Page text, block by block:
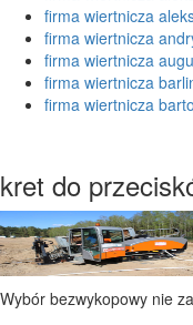
firma wiertnicza
firma wiertnicza
firma wiertnicza
firma wiertnicza
firma wiertnicza
kret do
Wybór bezwykopowy nie